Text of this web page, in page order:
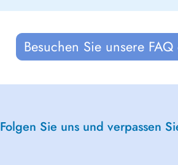
Besuchen Sie unsere
Folgen Sie uns und verpassen